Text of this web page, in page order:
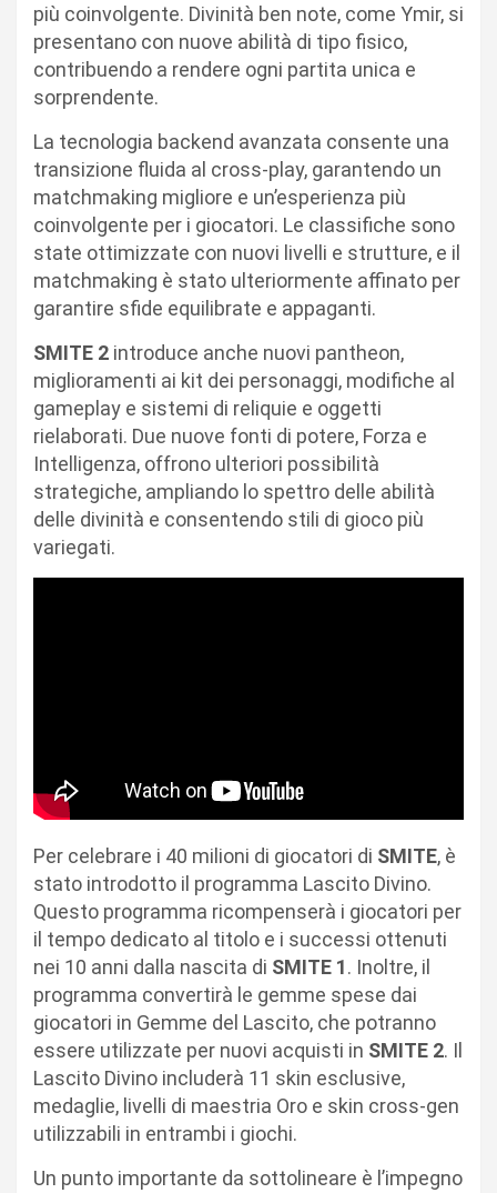
più coinvolgente. Divinità ben note, come Ymir, si
presentano con nuove abilità di tipo fisico,
contribuendo a rendere ogni partita unica e
sorprendente.
La tecnologia backend avanzata consente una
transizione fluida al cross-play, garantendo un
matchmaking migliore e un’esperienza più
coinvolgente per i giocatori. Le classifiche sono
state ottimizzate con nuovi livelli e strutture, e il
matchmaking è stato ulteriormente affinato per
garantire sfide equilibrate e appaganti.
SMITE 2 introduce anche nuovi pantheon,
miglioramenti ai kit dei personaggi, modifiche al
gameplay e sistemi di reliquie e oggetti
rielaborati. Due nuove fonti di potere, Forza e
Intelligenza, offrono ulteriori possibilità
strategiche, ampliando lo spettro delle abilità
delle divinità e consentendo stili di gioco più
variegati.
Per celebrare i 40 milioni di giocatori di SMITE, è
stato introdotto il programma Lascito Divino.
Questo programma ricompenserà i giocatori per
il tempo dedicato al titolo e i successi ottenuti
nei 10 anni dalla nascita di SMITE 1. Inoltre, il
programma convertirà le gemme spese dai
giocatori in Gemme del Lascito, che potranno
essere utilizzate per nuovi acquisti in SMITE 2. Il
Lascito Divino includerà 11 skin esclusive,
medaglie, livelli di maestria Oro e skin cross-gen
utilizzabili in entrambi i giochi.
Un punto importante da sottolineare è l’impegno